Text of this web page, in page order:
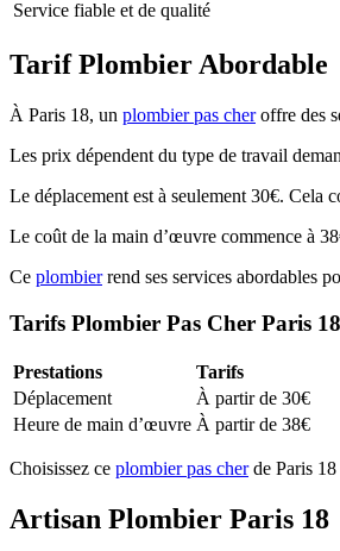
Service fiable et de qualité
Tarif Plombier Abordable
À Paris 18, un plombier pas cheroffre des
Les prix dépendent du type de travail
Le déplacement est à seulement 30€. Cela
Le coût de la main d’œuvre commence à
Ce plombierrend ses services abordables
Tarifs Plombier Pas Cher Paris 18
Prestations
Tarifs
Déplacement
À partir de 30€
Heure de main d’œuvre À partir de 38€
Choisissez ce plombier pas cherde Paris 18
Artisan Plombier Paris 18